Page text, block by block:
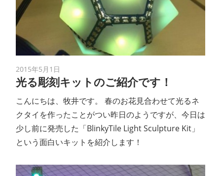
2015年5月1日
光る彫刻キットのご紹介です！
こんにちは、牧井です。 春のお花見合わせて光るネ
クタイを作ったことがつい昨日のようですが、今日は
少し前に発売した「BlinkyTile Light Sculpture Kit」
という面白いキットを紹介します！